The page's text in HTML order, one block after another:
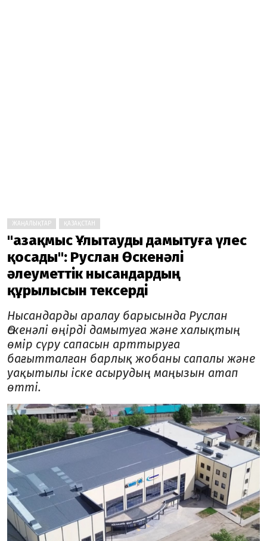
ЖАҢАЛЫҚТАР ҚАЗАҚСТАН
"Қазақмыс Ұлытауды дамытуға үлес
қосады": Руслан Өскенәлі
әлеуметтік нысандардың
құрылысын тексерді
Нысандарды аралау барысында Руслан
Өскенәлі өңірді дамытуға және халықтың
өмір сүру сапасын арттыруға
бағытталған барлық жобаны сапалы және
уақытылы іске асырудың маңызын атап
өтті.